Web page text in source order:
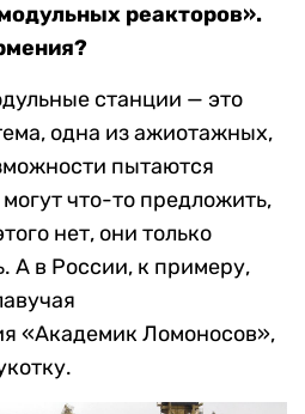
реакторов».
станции — это
одна из ажиотажных,
пытаются
что-то предложить,
нет, они только
А в России, к примеру,
«Академик Ломоносов»,